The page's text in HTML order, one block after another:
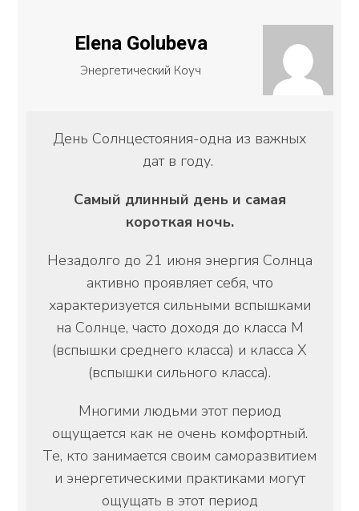
Elena Golubeva
Энергетический Коуч
День Солнцестояния-одна из важных
дат в году.
Самый длинный день и самая
короткая ночь.
Незадолго до 21 июня энергия Солнца
активно проявляет себя, что
характеризуется сильными вспышками
на Солнце, часто доходя до класса М
(вспышки среднего класса) и класса Х
(вспышки сильного класса).
Многими людьми этот период
ощущается как не очень комфортный.
Те, кто занимается своим саморазвитием
и энергетическими практиками могут
ощущать в этот период